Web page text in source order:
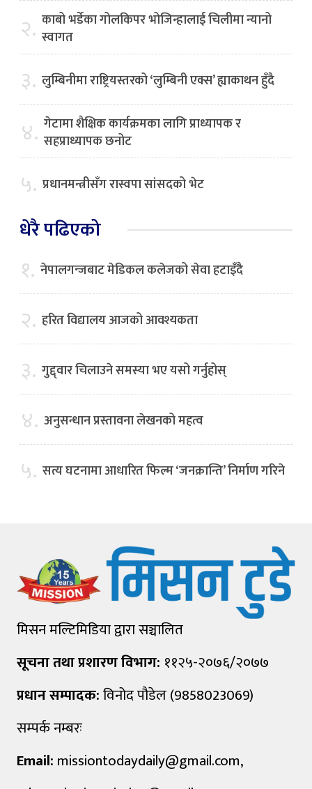
२. काबो भर्डेका गोलकिपर भोजिन्हालाई चिलीमा न्यानो
स्वागत
३. लुम्बिनीमा राष्ट्रियस्तरको ‘लुम्बिनी एक्स’ ह्याकाथन हुँदै
४. गेटामा शैक्षिक कार्यक्रमका लागि प्राध्यापक र
सहप्राध्यापक छनोट
५. प्रधानमन्त्रीसँग रास्वपा सांसदको भेट
धेरै पढिएको
१. नेपालगन्जबाट मेडिकल कलेजको सेवा हटाइँदै
२. हरित विद्यालय आजको आवश्यकता
३. गुद्द्वार चिलाउने समस्या भए यसो गर्नुहोस्
४. अनुसन्धान प्रस्तावना लेखनको महत्व
५. सत्य घटनामा आधारित फिल्म ‘जनक्रान्ति’ निर्माण गरिने
मिसन मल्टिमिडिया द्वारा सञ्चालित
सूचना तथा प्रशारण विभाग: ११२५-२०७६/२०७७
प्रधान सम्पादक:विनोद पौडेल (9858023069)
सम्पर्क नम्बरः
Email: missiontodaydaily@gmail.com,